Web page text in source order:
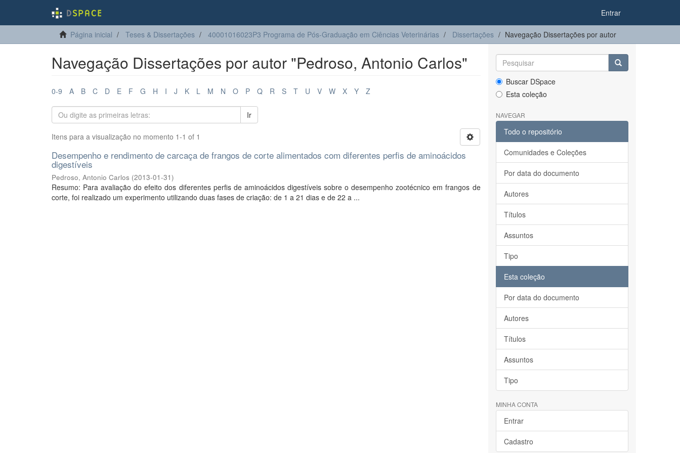
Entrar
Página inicial Teses & Dissertações 40001016023P3 Programa de Pós-Graduação em Ciências Veterinárias Dissertações Navegação Dissertações por autor
Navegação Dissertações por autor "Pedroso, Antonio Carlos"
0-9 A B C D E F G H I J K L M N O P Q R S T U V W X Y Z
Ir
Itens para a visualização no momento 1-1 of 1
Desempenho e rendimento de carcaça de frangos de corte alimentados com diferentes perfis de aminoácidos
digestíveis
Pedroso, Antonio Carlos (2013-01-31)
Resumo: Para avaliação do efeito dos diferentes perfis de aminoácidos digestíveis sobre o desempenho zootécnico em frangos de
corte, foi realizado um experimento utilizando duas fases de criação: de 1 a 21 dias e de 22 a ...
Buscar DSpace
Esta coleção
NAVEGAR
Todo o repositório
Comunidades e Coleções
Por data do documento
Autores
Títulos
Assuntos
Tipo
Esta coleção
Por data do documento
Autores
Títulos
Assuntos
Tipo
MINHA CONTA
Entrar
Cadastro